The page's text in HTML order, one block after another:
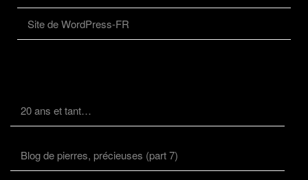
Site de WordPress-FR
20 ans et tant…
Blog de pierres, précieuses (part 7)